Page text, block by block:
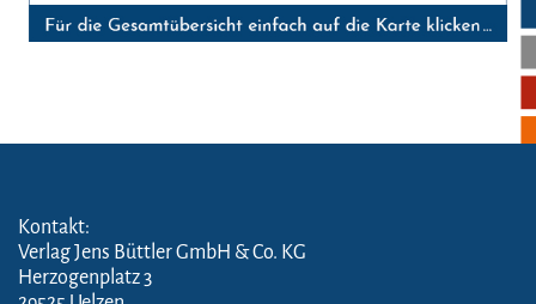
Kontakt:
Verlag Jens Büttler GmbH & Co. KG
Herzogenplatz 3